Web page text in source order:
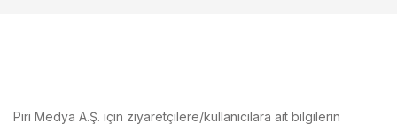
Piri Medya A.Ş. için ziyaretçilere/kullanıcılara ait bilgilerin